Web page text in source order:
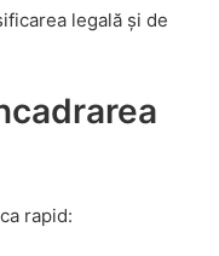
legală și de
rapid: